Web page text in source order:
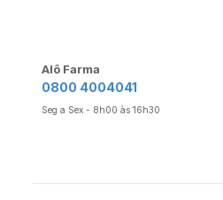
Alô Farma
0800 4004041
Seg a Sex - 8h00 às 16h30